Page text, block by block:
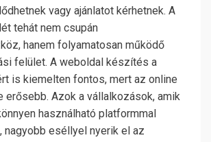
vagy ajánlatot kérhetnek. A
tehát nem csupán
hanem folyamatosan működő
felület. A weboldal készítés a
is kiemelten fontos, mert az online
erősebb. Azok a vállalkozások, amik
használható platformmal
nagyobb eséllyel nyerik el az